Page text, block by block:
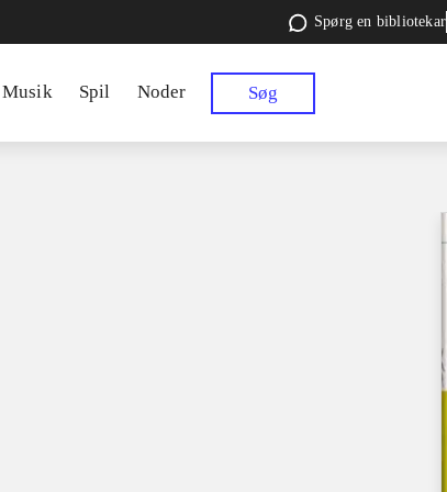
Spørg en bibliotekar
Musik Spil Noder Søg